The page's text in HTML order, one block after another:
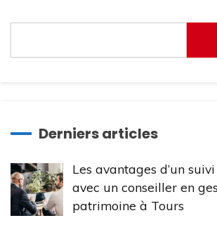
Derniers articles
Les avantages d’un
avec un conseiller en
patrimoine à Tours